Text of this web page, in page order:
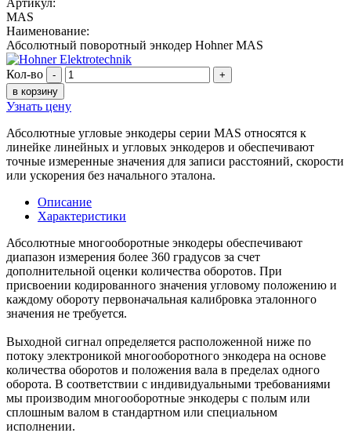
MAS
Наименование:
Абсолютный поворотный энкодер Hohner MAS
Кол-во -
+
в корзину
Узнать цену
Абсолютные угловые энкодеры серии MAS относятся к
линейке линейных и угловых энкодеров и обеспечивают
точные измеренные значения для записи расстояний, скорости
или ускорения без начального эталона.
Описание
Характеристики
Абсолютные многооборотные энкодеры обеспечивают
диапазон измерения более 360 градусов за счет
дополнительной оценки количества оборотов. При
присвоении кодированного значения угловому положению и
каждому обороту первоначальная калибровка эталонного
значения не требуется.
Выходной сигнал определяется расположенной ниже по
потоку электроникой многооборотного энкодера на основе
количества оборотов и положения вала в пределах одного
оборота. В соответствии с индивидуальными требованиями
мы производим многооборотные энкодеры с полым или
сплошным валом в стандартном или специальном
исполнении.